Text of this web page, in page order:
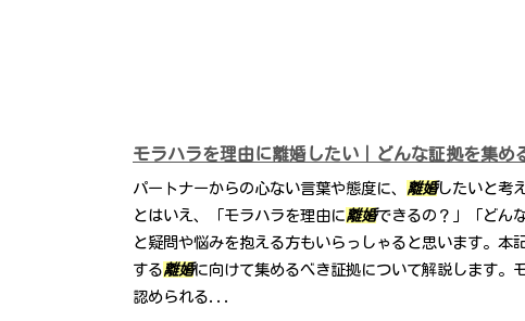
モラハラを理由に離婚したい｜どんな証拠を集め
パートナーからの心ない言葉や態度に、 離婚したいと考
とはいえ、「モラハラを理由に離婚できるの？」「どん
と疑問や悩みを抱える方もいらっしゃると思います。本
する離婚に向けて集めるべき証拠について解説します。
認められる...